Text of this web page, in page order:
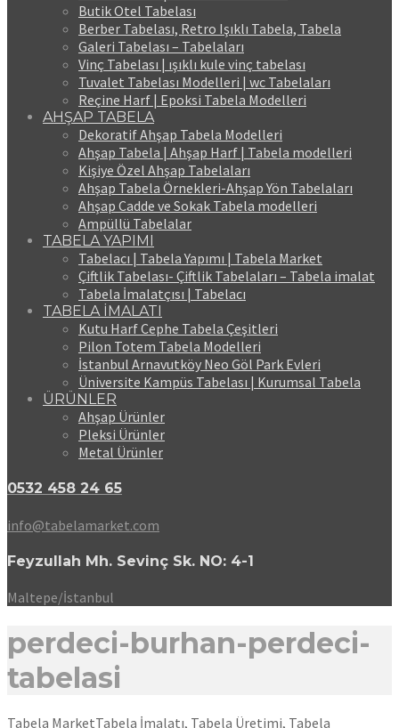
Butik Otel Tabelası
Berber Tabelası, Retro Işıklı Tabela, Tabela
Galeri Tabelası – Tabelaları
Vinç Tabelası | ışıklı kule vinç tabelası
Tuvalet Tabelası Modelleri | wc Tabelaları
Reçine Harf | Epoksi Tabela Modelleri
AHŞAP TABELA
Dekoratif Ahşap Tabela Modelleri
Ahşap Tabela | Ahşap Harf | Tabela modelleri
Kişiye Özel Ahşap Tabelaları
Ahşap Tabela Örnekleri-Ahşap Yön Tabelaları
Ahşap Cadde ve Sokak Tabela modelleri
Ampüllü Tabelalar
TABELA YAPIMI
Tabelacı | Tabela Yapımı | Tabela Market
Çiftlik Tabelası- Çiftlik Tabelaları – Tabela imalat
Tabela İmalatçısı | Tabelacı
TABELA İMALATI
Kutu Harf Cephe Tabela Çeşitleri
Pilon Totem Tabela Modelleri
İstanbul Arnavutköy Neo Göl Park Evleri
Üniversite Kampüs Tabelası | Kurumsal Tabela
ÜRÜNLER
Ahşap Ürünler
Pleksi Ürünler
Metal Ürünler
0532 458 24 65
info@tabelamarket.com
Feyzullah Mh. Sevinç Sk. NO: 4-1
Maltepe/İstanbul
perdeci-burhan-perdeci-
tabelasi
Tabela MarketTabela İmalatı, Tabela Üretimi, Tabela